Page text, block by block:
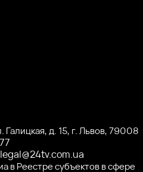
д. 15, г. Львов, 79008
legal@24tv.com.ua
в Реестре субъектов в сфере